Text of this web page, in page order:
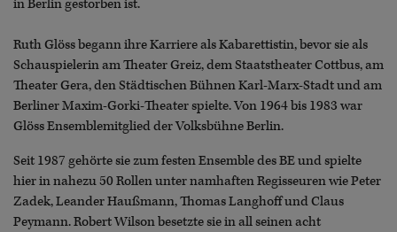
in Berlin gestorben ist.
Ruth Glöss begann ihre Karriere als Kabarettistin, bevor sie als
Schauspielerin am Theater Greiz, dem Staatstheater Cottbus, am
Theater Gera, den Städtischen Bühnen Karl-Marx-Stadt und am
Berliner Maxim-Gorki-Theater spielte. Von 1964 bis 1983 war
Glöss Ensemblemitglied der Volksbühne Berlin.
Seit 1987 gehörte sie zum festen Ensemble des BE und spielte
hier in nahezu 50 Rollen unter namhaften Regisseuren wie Peter
Zadek, Leander Haußmann, Thomas Langhoff und Claus
Peymann. Robert Wilson besetzte sie in all seinen acht